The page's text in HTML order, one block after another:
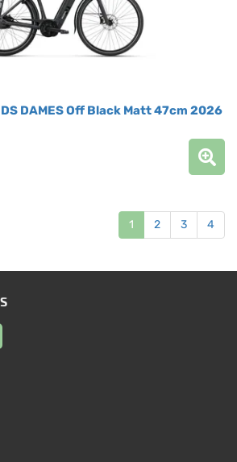
DS DAMES Off Black Matt 47cm 2026
1 2 3 4